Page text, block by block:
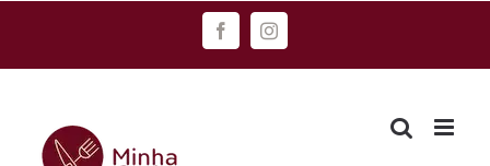
FacebookInstagram